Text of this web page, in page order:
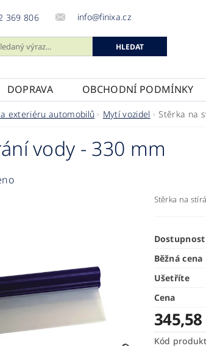
369 806 info@finixa.cz
DOPRAVA OBCHODNÍ PODMÍNKY
exteriéru automobilů Mytí vozidel Stěrka na
vody - 330 mm
Stěrka na
Dostupnost
Běžná cena
Ušetříte
Cena
345,58
Kód